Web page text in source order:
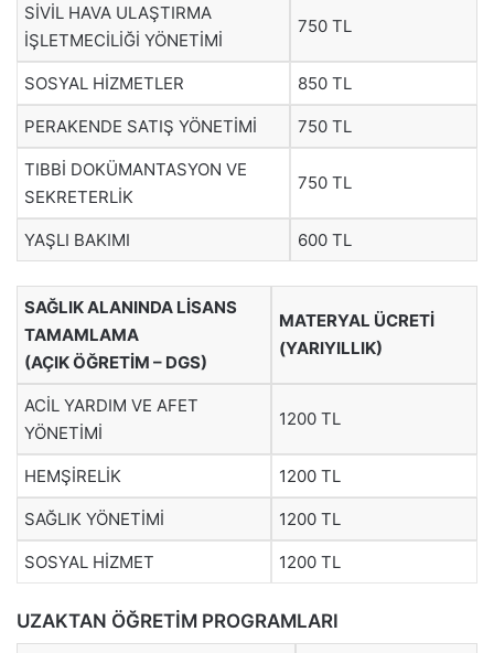
SİVİL HAVA ULAŞTIRMA
İŞLETMECİLİĞİ YÖNETİMİ
750 TL
SOSYAL HİZMETLER 850 TL
PERAKENDE SATIŞ YÖNETİMİ 750 TL
TIBBİ DOKÜMANTASYON VE
SEKRETERLİK
750 TL
YAŞLI BAKIMI 600 TL
SAĞLIK ALANINDA LİSANS
TAMAMLAMA
(AÇIK ÖĞRETİM – DGS)
MATERYAL ÜCRETİ
(YARIYILLIK)
ACİL YARDIM VE AFET
YÖNETİMİ
1200 TL
HEMŞİRELİK 1200 TL
SAĞLIK YÖNETİMİ 1200 TL
SOSYAL HİZMET 1200 TL
UZAKTAN ÖĞRETİM PROGRAMLARI